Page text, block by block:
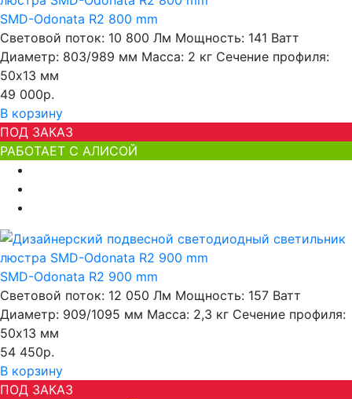
SMD-Odonata R2 800 mm
Световой поток: 10 800 Лм Мощность: 141 Ватт
Диаметр: 803/989 мм Масса: 2 кг Сечение профиля:
50х13 мм
49 000р.
В корзину
ПОД ЗАКАЗ
РАБОТАЕТ С АЛИСОЙ
SMD-Odonata R2 900 mm
Световой поток: 12 050 Лм Мощность: 157 Ватт
Диаметр: 909/1095 мм Масса: 2,3 кг Сечение профиля:
50х13 мм
54 450р.
В корзину
ПОД ЗАКАЗ